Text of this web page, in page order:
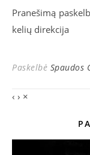
Pranešimą
kelių direkcija
Paskelbė Spaudos
‹ › ×